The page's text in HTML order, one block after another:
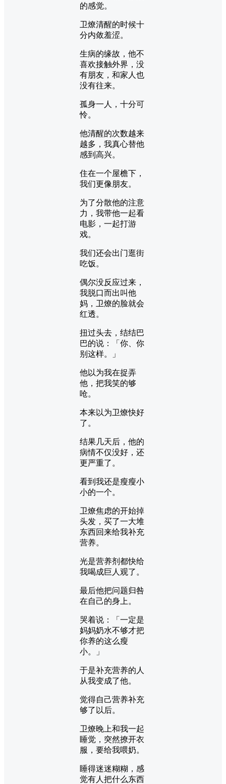
的感觉。
卫燎清醒的时候十
分内敛羞涩。
生病的缘故，他不
喜欢接触外界，没
有朋友，和家人也
没有往来。
孤身一人，十分可
怜。
他清醒的次数越来
越多，我真心替他
感到高兴。
住在一个屋檐下，
我们更像朋友。
为了分散他的注意
力，我带他一起看
电影，一起打游
戏。
我们还会出门逛街
吃饭。
偶尔没反应过来，
我脱口而出叫他
妈，卫燎的脸就会
红透。
扭过头去，结结巴
巴的说：「你、你
别这样。」
他以为我在捉弄
他，把我笑的够
呛。
本来以为卫燎快好
了。
结果几天后，他的
病情不仅没好，还
更严重了。
看到我还是瘦瘦小
小的一个。
卫燎焦虑的开始掉
头发，买了一大堆
东西回来给我补充
营养。
光是营养剂都快给
我喝成巨人观了。
最后他把问题归咎
在自己的身上。
哭着说：「一定是
妈妈奶水不够才把
你养的这么瘦
小。」
于是补充营养的人
从我变成了他。
觉得自己营养补充
够了以后。
卫燎晚上和我一起
睡觉，突然撩开衣
服，要给我喂奶。
睡得迷迷糊糊，感
觉有人把什么东西